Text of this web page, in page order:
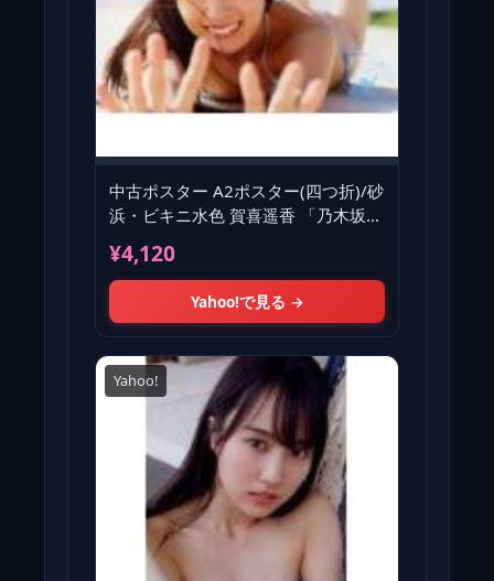
中古ポスター A2ポスター(四つ折)/砂
浜・ビキニ水色 賀喜遥香 「乃木坂
¥4,120
Yahoo!で見る →
Yahoo!